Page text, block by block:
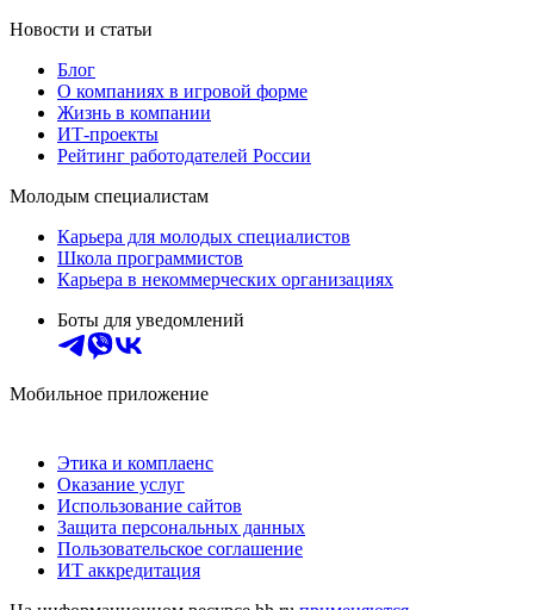
Новости и статьи
Блог
О компаниях в игровой форме
Жизнь в компании
ИТ-проекты
Рейтинг работодателей России
Молодым специалистам
Карьера для молодых специалистов
Школа программистов
Карьера в некоммерческих организациях
Боты для уведомлений
Мобильное приложение
Этика и комплаенс
Оказание услуг
Использование сайтов
Защита персональных данных
Пользовательское соглашение
ИТ аккредитация